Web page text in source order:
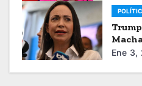
para
Ene 3,